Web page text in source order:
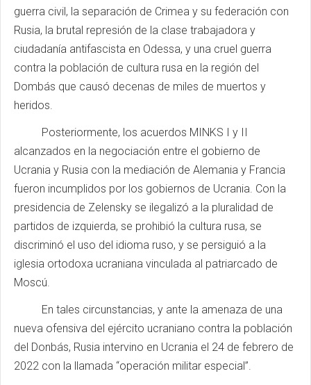
guerra civil, la separación de Crimea y su federación con
Rusia, la brutal represión de la clase trabajadora y
ciudadanía antifascista en Odessa, y una cruel guerra
contra la población de cultura rusa en la región del
Dombás que causó decenas de miles de muertos y
heridos.
Posteriormente, los acuerdos MINKS I y II
alcanzados en la negociación entre el gobierno de
Ucrania y Rusia con la mediación de Alemania y Francia
fueron incumplidos por los gobiernos de Ucrania. Con la
presidencia de Zelensky se ilegalizó a la pluralidad de
partidos de izquierda, se prohibió la cultura rusa, se
discriminó el uso del idioma ruso, y se persiguió a la
iglesia ortodoxa ucraniana vinculada al patriarcado de
Moscú.
En tales circunstancias, y ante la amenaza de una
nueva ofensiva del ejército ucraniano contra la población
del Donbás, Rusia intervino en Ucrania el 24 de febrero de
2022 con la llamada “operación militar especial”.